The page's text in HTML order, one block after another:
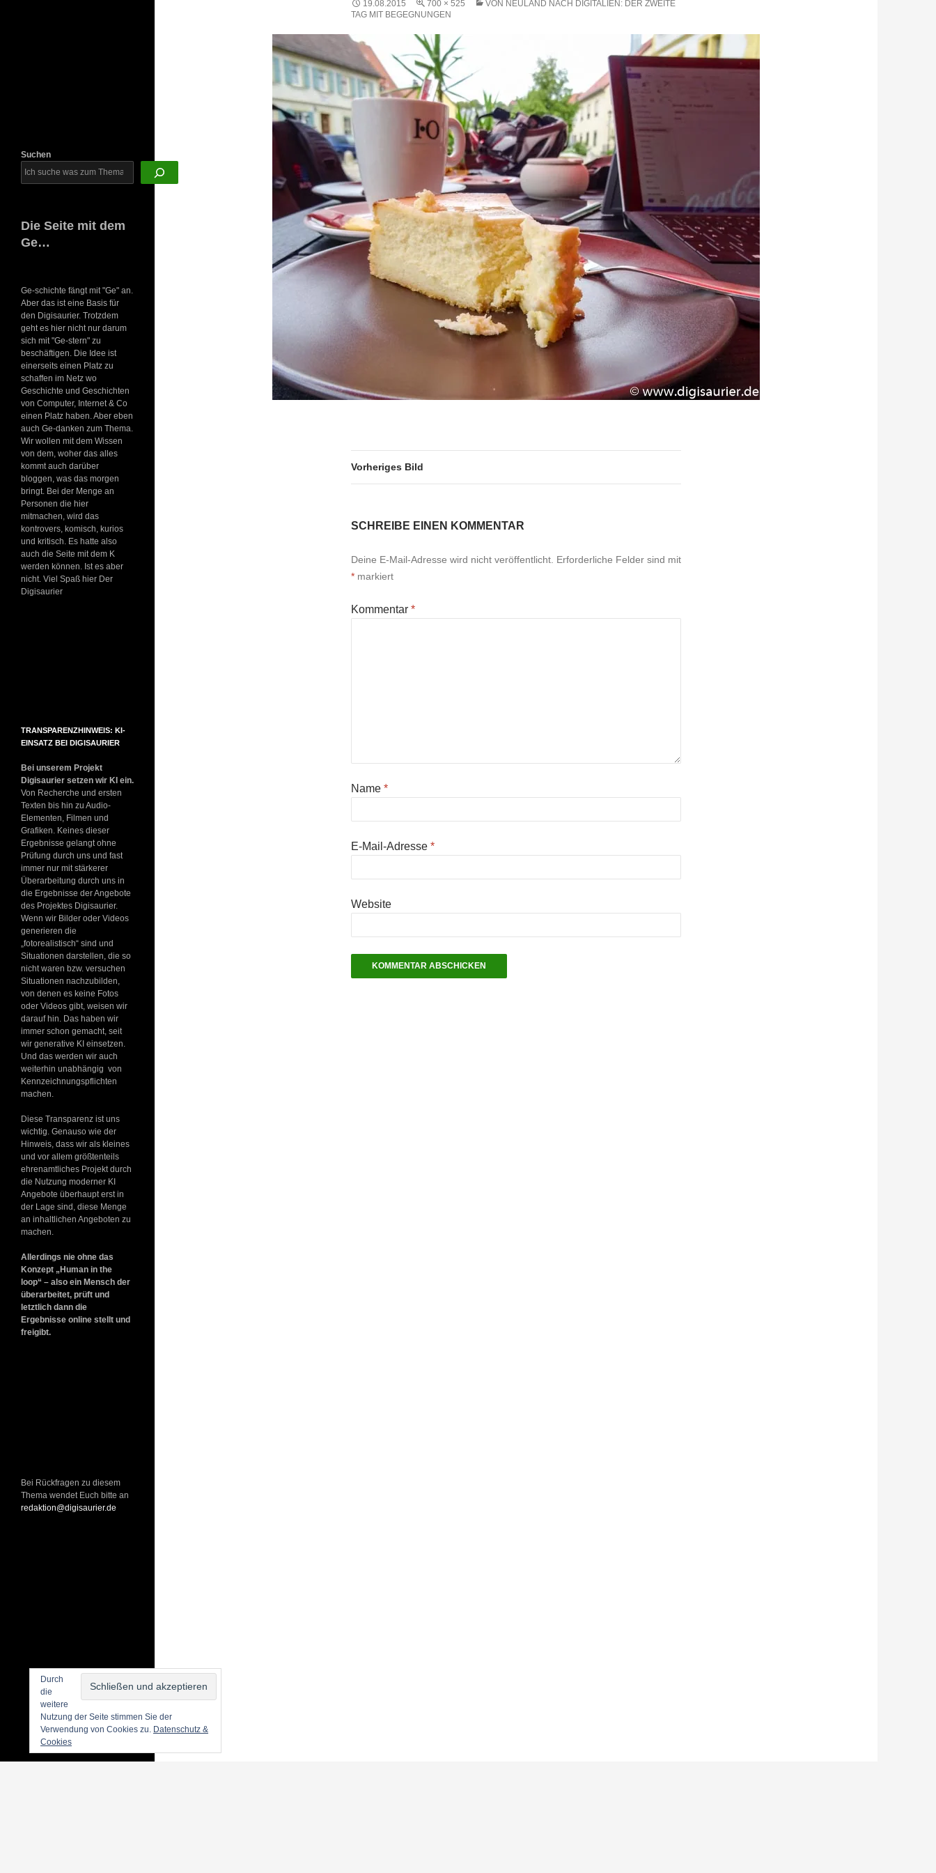
19.08.2015 700 × 525
VON NEULAND NACH DIGITALIEN: DER ZWEITE
TAG MIT BEGEGNUNGEN
Vorheriges Bild
SCHREIBE EINEN KOMMENTAR
Deine E-Mail-Adresse wird nicht veröffentlicht. Erforderliche Felder sind mit
* markiert
Kommentar *
Name *
E-Mail-Adresse *
Website
Suchen
Die Seite mit dem
Ge…
Ge-schichte fängt mit "Ge" an.
Aber das ist eine Basis für
den Digisaurier. Trotzdem
geht es hier nicht nur darum
sich mit "Ge-stern" zu
beschäftigen. Die Idee ist
einerseits einen Platz zu
schaffen im Netz wo
Geschichte und Geschichten
von Computer, Internet & Co
einen Platz haben. Aber eben
auch Ge-danken zum Thema.
Wir wollen mit dem Wissen
von dem, woher das alles
kommt auch darüber
bloggen, was das morgen
bringt. Bei der Menge an
Personen die hier
mitmachen, wird das
kontrovers, komisch, kurios
und kritisch. Es hatte also
auch die Seite mit dem K
werden können. Ist es aber
nicht. Viel Spaß hier Der
Digisaurier
TRANSPARENZHINWEIS: KI-
EINSATZ BEI DIGISAURIER
Bei unserem Projekt
Digisaurier setzen wir KI ein.
Von Recherche und ersten
Texten bis hin zu Audio-
Elementen, Filmen und
Grafiken. Keines dieser
Ergebnisse gelangt ohne
Prüfung durch uns und fast
immer nur mit stärkerer
Überarbeitung durch uns in
die Ergebnisse der Angebote
des Projektes Digisaurier.
Wenn wir Bilder oder Videos
generieren die
„fotorealistisch“ sind und
Situationen darstellen, die so
nicht waren bzw. versuchen
Situationen nachzubilden,
von denen es keine Fotos
oder Videos gibt, weisen wir
darauf hin. Das haben wir
immer schon gemacht, seit
wir generative KI einsetzen.
Und das werden wir auch
weiterhin unabhängig von
Kennzeichnungspflichten
machen.
Diese Transparenz ist uns
wichtig. Genauso wie der
Hinweis, dass wir als kleines
und vor allem größtenteils
ehrenamtliches Projekt durch
die Nutzung moderner KI
Angebote überhaupt erst in
der Lage sind, diese Menge
an inhaltlichen Angeboten zu
machen.
Allerdings nie ohne das
Konzept „Human in the
loop“ – also ein Mensch der
überarbeitet, prüft und
letztlich dann die
Ergebnisse online stellt und
freigibt.
Bei Rückfragen zu diesem
Thema wendet Euch bitte an
redaktion@digisaurier.de
Durch
die
weitere
Nutzung der Seite stimmen Sie der
Verwendung von Cookies zu. Datenschutz &
Cookies